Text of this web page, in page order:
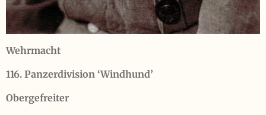
Wehrmacht
116. Panzerdivision ‘Windhund’
Obergefreiter